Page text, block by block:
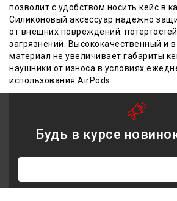
позволит с удобством носить кейс в
Силиконовый аксессуар надежно
от внешних повреждений:
загрязнений. Высококачественный и
материал не увеличивает габариты
наушники от износа в условиях
использования AirPods.
Будь в курсе